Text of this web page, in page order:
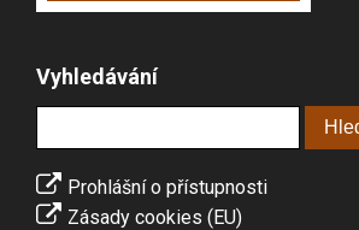
Vyhledávání
Prohlášní o přístupnosti
Zásady cookies (EU)